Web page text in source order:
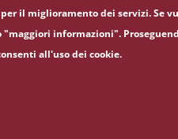
il miglioramento dei servizi. Se
"maggiori informazioni".
all'uso dei cookie.